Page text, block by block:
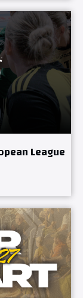
League